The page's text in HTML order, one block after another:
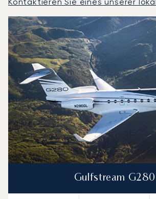
Foto des Flugzeugs
Geschwindigkeit (km/h)
Reichweite (NM)
Gulfstream G280